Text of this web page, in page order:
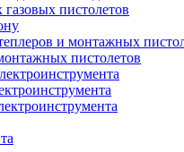
пистолетов
и монтажных
пистолетов